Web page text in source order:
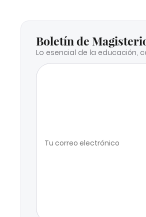
Boletín de
Lo esencial de la educación,